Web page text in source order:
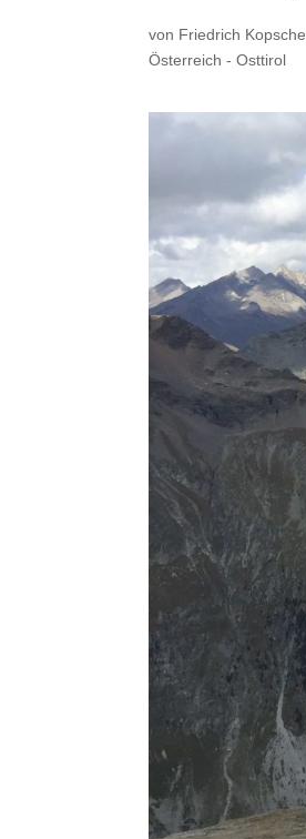
von Friedrich Kopsche
Österreich - Osttirol